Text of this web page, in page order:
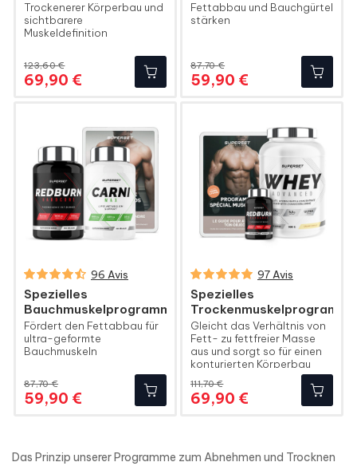
Trockenerer Körperbau und
sichtbarere
Muskeldefinition
123,60 €
69,90 €
Fettabbau und Bauchgürtel
stärken
87,70 €
59,90 €
96 Avis
Spezielles
Bauchmuskelprogramm
Fördert den Fettabbau für
ultra-geformte
Bauchmuskeln
87,70 €
59,90 €
97 Avis
Spezielles
Trockenmuskelprogramm
Gleicht das Verhältnis von
Fett- zu fettfreier Masse
aus und sorgt so für einen
konturierten Körperbau
111,70 €
69,90 €
Das Prinzip unserer Programme zum Abnehmen und Trocknen